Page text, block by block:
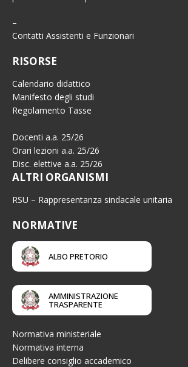
–
Contatti Assistenti e Funzionari
RISORSE
Calendario didattico
Manifesto degli studi
Regolamento Tasse
Docenti a.a. 25/26
Orari lezioni a.a. 25/26
Disc. elettive a.a. 25/26
ALTRI ORGANISMI
RSU – Rappresentanza sindacale unitaria
NORMATIVE
ALBO PRETORIO
AMMINISTRAZIONE
TRASPARENTE
Normativa ministeriale
Normativa interna
Delibere consiglio accademico